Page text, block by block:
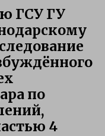
ГСУ ГУ
по
4